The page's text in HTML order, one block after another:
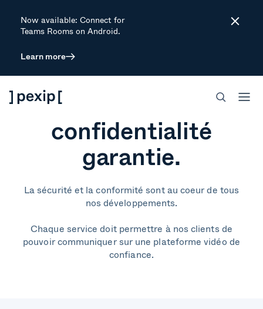
Now available: Connect for
Teams Rooms on Android.
Learn more
Close
La sécurité au
confidentialité
garantie.
La sécurité et la conformité sont au coeur de tous
nos développements.
Chaque service doit permettre à nos clients de
pouvoir communiquer sur une plateforme vidéo de
confiance.